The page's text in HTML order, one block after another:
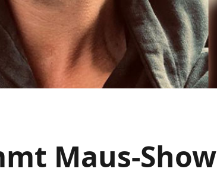
Maus-Show